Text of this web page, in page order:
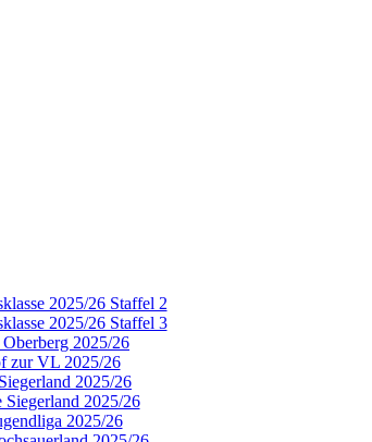
2025/26 Staffel 2
2025/26 Staffel 3
2025/26
zur VL 2025/26
2025/26
Siegerland 2025/26
2025/26